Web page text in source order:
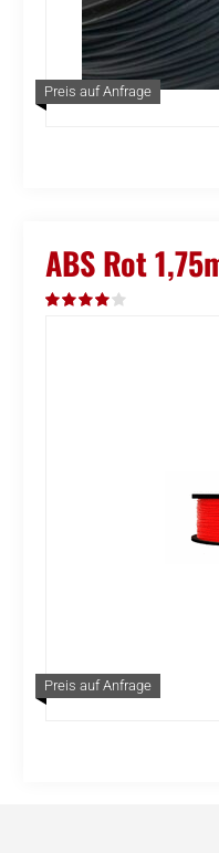
Preis auf Anfrage
ABS Rot
Preis auf Anfrage